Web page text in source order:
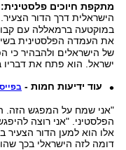
מתקפת חיוכים פלסטינית:
הישראלית דרך הדור
את העמדה הפלסטינית
של הישראלים ולהבהיר כי
ישראל. הוא פתח את דבריו
עוד ידיעות חמות -
"אני שמח על המפגש הזה.
הפלסטיני. "אני רוצה
אלו הוא למען הדור הצעיר
דומה לזה הישראלי בכך